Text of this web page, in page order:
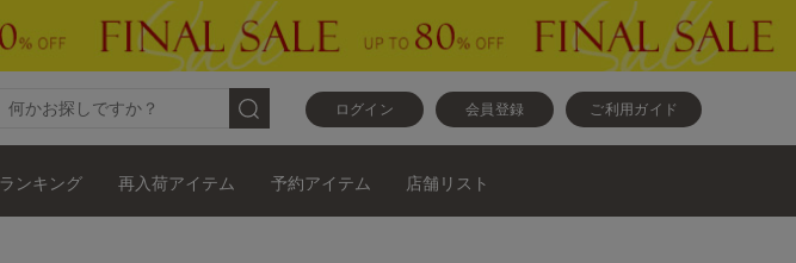
ログイン 会員登録 ご利用ガイド
ランキング 再入荷アイテム 予約アイテム 店舗リスト